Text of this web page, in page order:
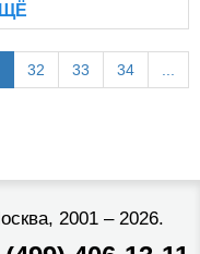
32 33 34 ...
2001 – 2026.